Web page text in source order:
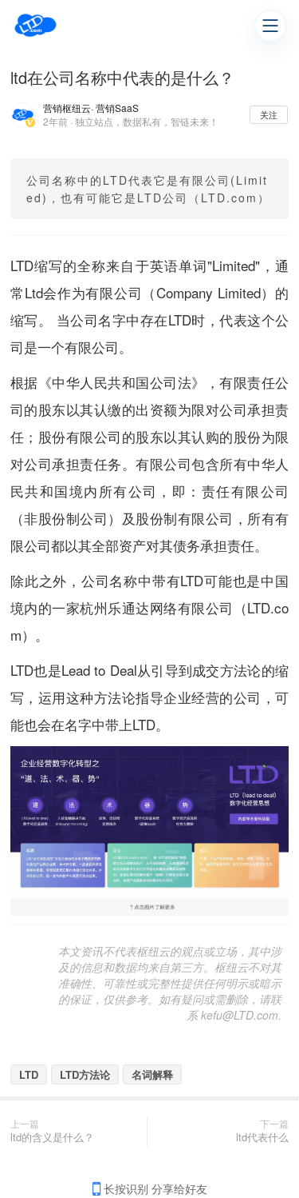
ltd在公司名称中代表的是什么？
营销枢纽云· 营销SaaS
2年前 · 独立站点，数据私有，智链未来！
关注
公司名称中的LTD代表它是有限公司(Limit
ed)，也有可能它是LTD公司（LTD.com）
LTD缩写的全称来自于英语单词"Limited"，通
常Ltd会作为有限公司（Company Limited）的
缩写。 当公司名字中存在LTD时，代表这个公
司是一个有限公司。
根据《中华人民共和国公司法》，有限责任公
司的股东以其认缴的出资额为限对公司承担责
任；股份有限公司的股东以其认购的股份为限
对公司承担责任务。有限公司包含所有中华人
民共和国境内所有公司，即：责任有限公司
（非股份制公司）及股份制有限公司，所有有
限公司都以其全部资产对其债务承担责任。
除此之外，公司名称中带有LTD可能也是中国
境内的一家杭州乐通达网络有限公司（LTD.co
m）。
LTD也是Lead to Deal从引导到成交方法论的缩
写，运用这种方法论指导企业经营的公司，可
能也会在名字中带上LTD。
本文资讯不代表枢纽云的观点或立场，其中涉
及的信息和数据均来自第三方。枢纽云不对其
准确性、可靠性或完整性提供任何明示或暗示
的保证，仅供参考。如有疑问或需删除，请联
系 kefu@LTD.com.
LTD LTD方法论 名词解释
上一篇
ltd的含义是什么？
下一篇
ltd代表什么
长按识别 分享给好友